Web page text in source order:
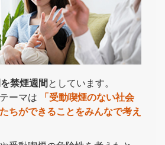
禁煙週間 としています。
ーマは
「受動喫煙のない社会
ちができることをみんなで考え